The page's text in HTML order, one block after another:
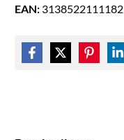
EAN: 3138522111182